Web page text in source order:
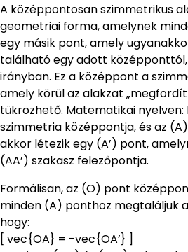
A középpontosan szimmetrikus
geometriai forma, amelynek
egy másik pont, amely
található egy adott
irányban. Ez a középpont a
amely körül az alakzat
tükrözhető. Matematikai
szimmetria középpontja, és az
akkor létezik egy (A’) pont,
(AA’) szakasz felezőpontja.
Formálisan, az (O) pont
minden (A) ponthoz megtaláljuk
hogy:
[ vec{OA} = -vec{OA’} ]